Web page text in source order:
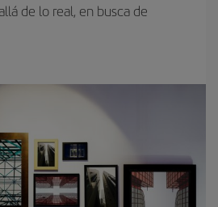
de lo real, en busca de